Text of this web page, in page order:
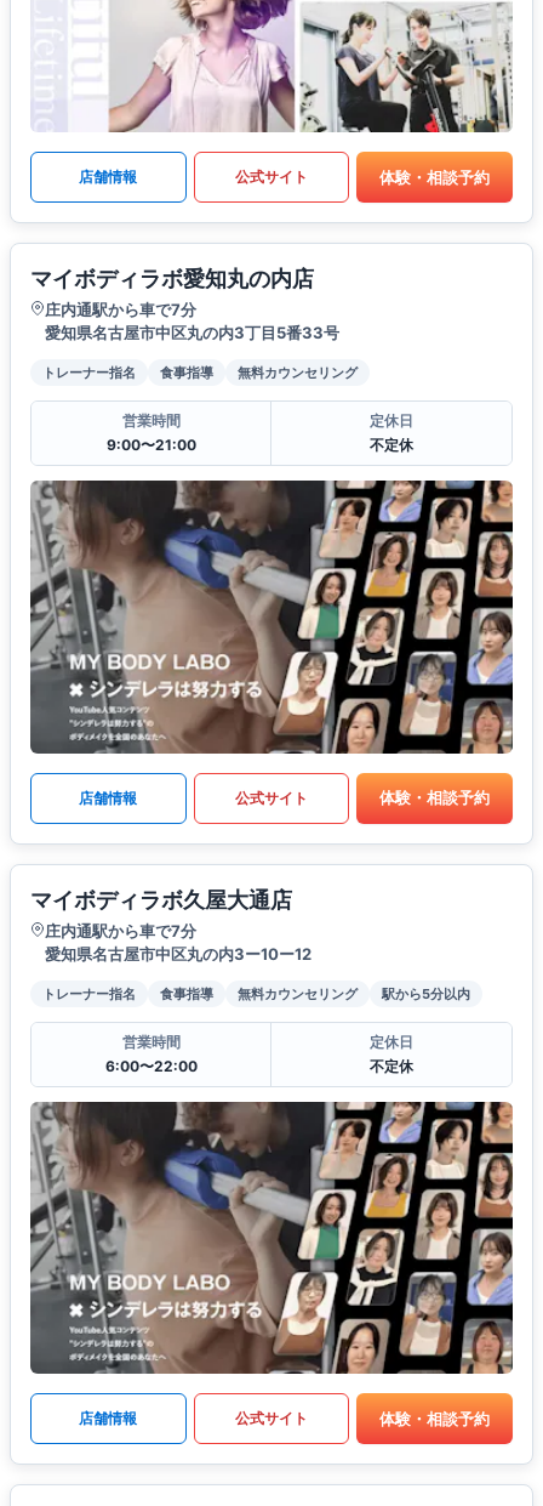
店舗情報 公式サイト 体験・相談予約
マイボディラボ愛知丸の内店
庄内通駅から車で7分
愛知県名古屋市中区丸の内3丁目5番33号
トレーナー指名 食事指導 無料カウンセリング
営業時間
9:00〜21:00
定休日
不定休
店舗情報 公式サイト 体験・相談予約
マイボディラボ久屋大通店
庄内通駅から車で7分
愛知県名古屋市中区丸の内3ー10ー12
トレーナー指名 食事指導 無料カウンセリング 駅から5分以内
営業時間
6:00〜22:00
定休日
不定休
店舗情報 公式サイト 体験・相談予約